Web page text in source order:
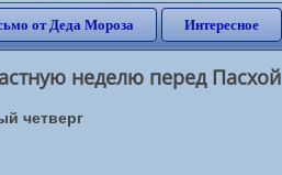
от Деда Мороза Интересное
неделю перед Пасхой
четверг